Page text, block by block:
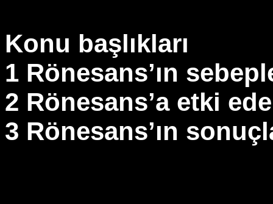
Konu başlıkları
1 Rönesans’ın
2 Rönesans’a etki
3 Rönesans’ın